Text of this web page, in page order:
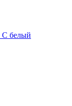
белый